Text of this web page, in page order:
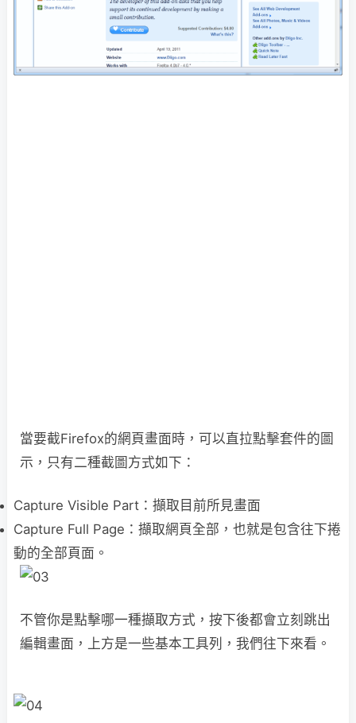
當要截Firefox的網頁畫面時，可以直拉點擊套件的圖
示，只有二種截圖方式如下：
Capture Visible Part：擷取目前所見畫面
Capture Full Page：擷取網頁全部，也就是包含往下捲
動的全部頁面。
不管你是點擊哪一種擷取方式，按下後都會立刻跳出
編輯畫面，上方是一些基本工具列，我們往下來看。